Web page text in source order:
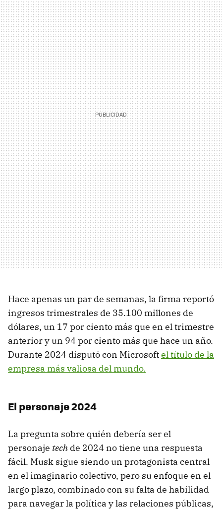
Hace apenas un par de semanas, la firma reportó
ingresos trimestrales de 35.100 millones de
dólares, un 17 por ciento más que en el trimestre
anterior y un 94 por ciento más que hace un año.
Durante 2024 disputó con Microsoftel título de la
empresa más valiosa del mundo.
El personaje 2024
La pregunta sobre quién debería ser el
personaje tech de 2024 no tiene una respuesta
fácil. Musk sigue siendo un protagonista central
en el imaginario colectivo, pero su enfoque en el
largo plazo, combinado con su falta de habilidad
para navegar la política y las relaciones públicas,